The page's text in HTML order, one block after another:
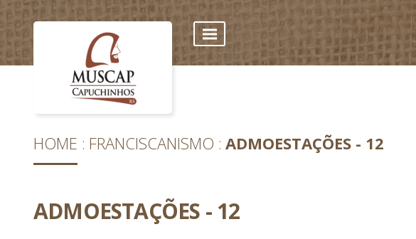
HOME FRANCISCANISMO ADMOESTAÇÕES - 12
ADMOESTAÇÕES - 12